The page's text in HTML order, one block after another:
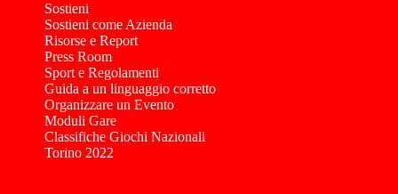
Sostieni
Sostieni come Azienda
Risorse e Report
Press Room
Sport e Regolamenti
Guida a un linguaggio corretto
Organizzare un Evento
Moduli Gare
Classifiche Giochi Nazionali
Torino 2022